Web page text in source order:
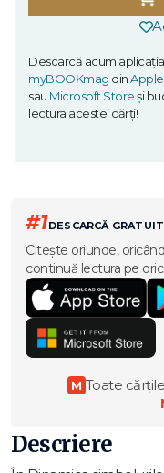
Descarcă acum
myBOOKmag din
sau Microsoft Storeși
lectura acestei cărți!
#1DESCARCĂ
Citește oriunde,
continuă lectura pe
M Toate
Descriere